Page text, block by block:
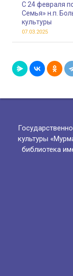
С 24 февраля
Семья» н.п.
культуры
07.03.2025
культуры
библиотека